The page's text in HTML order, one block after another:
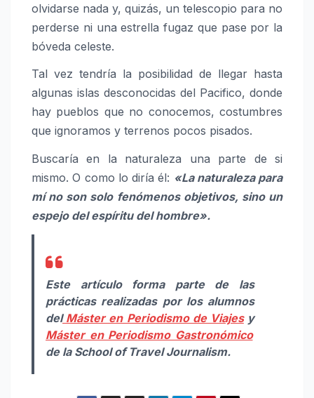
olvidarse nada y, quizás, un telescopio para no
perderse ni una estrella fugaz que pase por la
bóveda celeste.
Tal vez tendría la posibilidad de llegar hasta
algunas islas desconocidas del Pacifico, donde
hay pueblos que no conocemos, costumbres
que ignoramos y terrenos pocos pisados.
Buscaría en la naturaleza una parte de si
mismo. O como lo diría él: «La naturaleza para
mí no son solo fenómenos objetivos, sino un
espejo del espíritu del hombre».
Este artículo forma parte de las
prácticas realizadas por los alumnos
delMáster en Periodismo de Viajesy
Máster en Periodismo Gastronómico
de la School of Travel Journalism.